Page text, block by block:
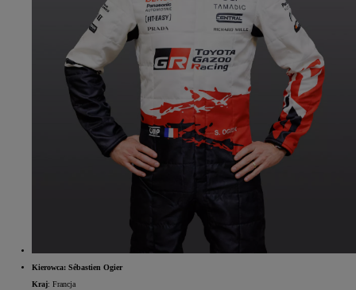
Kierowca: Sébastien Ogier
Kraj: Francja